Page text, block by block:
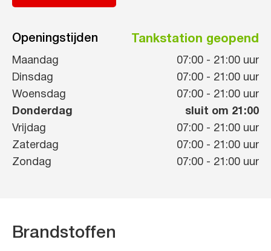
Openingstijden Tankstation geopend
Maandag 07:00 - 21:00 uur
Dinsdag
07:00 - 21:00 uur
Woensdag
07:00 - 21:00 uur
Donderdag
sluit om 21:00
Vrijdag
07:00 - 21:00 uur
Zaterdag
07:00 - 21:00 uur
Zondag
07:00 - 21:00 uur
Brandstoffen